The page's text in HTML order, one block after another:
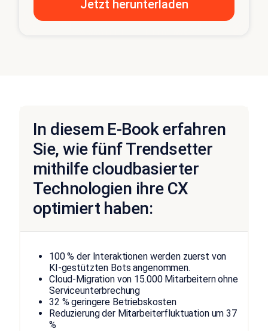
In diesem E-Book erfahren
Sie, wie fünf Trendsetter
mithilfe cloudbasierter
Technologien ihre CX
optimiert haben:
100 % der Interaktionen werden zuerst von
KI-gestützten Bots angenommen.
Cloud-Migration von 15.000 Mitarbeitern ohne
Serviceunterbrechung
32 % geringere Betriebskosten
Reduzierung der Mitarbeiterfluktuation um 37
%